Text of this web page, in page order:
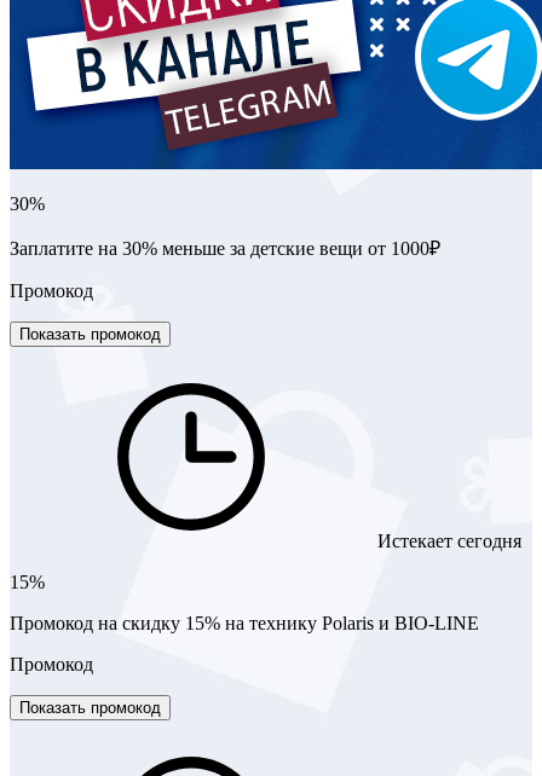
30%
Заплатите на 30% меньше за детские вещи от 1000₽
Промокод
Показать промокод
Истекает сегодня
15%
Промокод на скидку 15% на технику Polaris и BIO-LINE
Промокод
Показать промокод